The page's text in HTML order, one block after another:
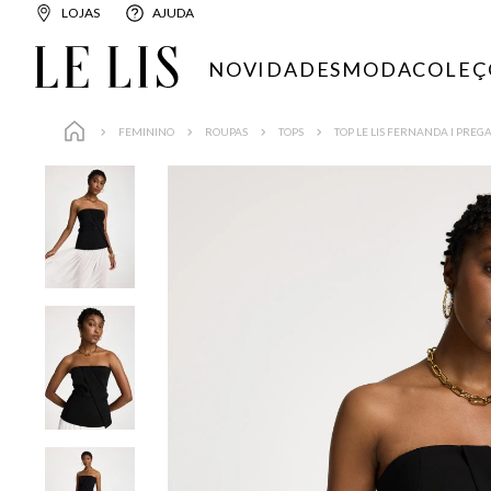
LOJAS AJUDA
NOVIDADESMODA
FEMININO ROUPAS TOPS TOP LE LIS FERNANDA I